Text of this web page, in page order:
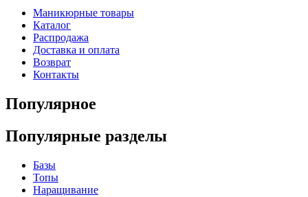
Маникюрные товары
Каталог
Распродажа
Доставка и оплата
Возврат
Контакты
Популярное
Популярные разделы
Базы
Топы
Наращивание